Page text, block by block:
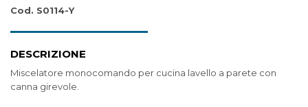
Cod. S0114-Y
DESCRIZIONE
Miscelatore monocomando per cucina lavello a parete con
canna girevole.